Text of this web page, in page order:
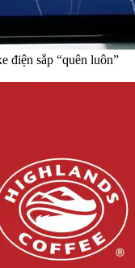
điện sắp “quên luôn”